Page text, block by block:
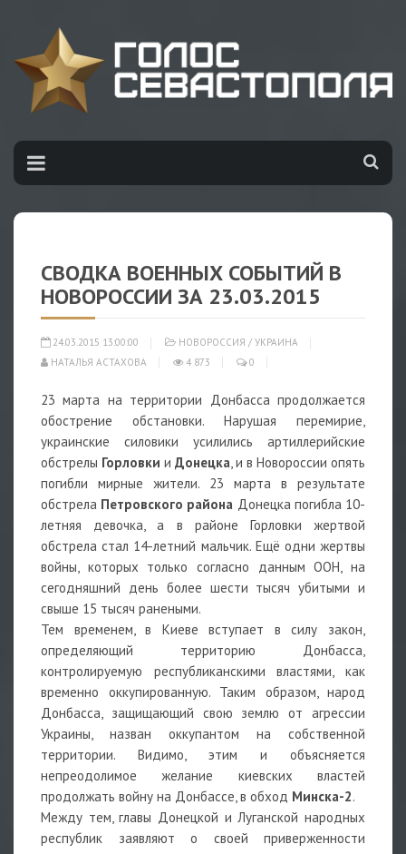
СВОДКА ВОЕННЫХ СОБЫТИЙ В
НОВОРОССИИ ЗА 23.03.2015
24.03.2015 13:00:00 НОВОРОССИЯ / УКРАИНА
НАТАЛЬЯ АСТАХОВА
4 873 0
23 марта на территории Донбасса продолжается
обострение обстановки. Нарушая перемирие,
украинские силовики усилились артиллерийские
обстрелы Горловки и Донецка, и в Новороссии опять
погибли мирные жители. 23 марта в результате
обстрела Петровского района Донецка погибла 10-
летняя девочка, а в районе Горловки жертвой
обстрела стал 14-летний мальчик. Ещё одни жертвы
войны, которых только согласно данным ООН, на
сегодняшний день более шести тысяч убитыми и
свыше 15 тысяч ранеными.
Тем временем, в Киеве вступает в силу закон,
определяющий территорию Донбасса,
контролируемую республиканскими властями, как
временно оккупированную. Таким образом, народ
Донбасса, защищающий свою землю от агрессии
Украины, назван оккупантом на собственной
территории. Видимо, этим и объясняется
непреодолимое желание киевских властей
продолжать войну на Донбассе, в обход Минска-2.
Между тем, главы Донецкой и Луганской народных
республик заявляют о своей приверженности